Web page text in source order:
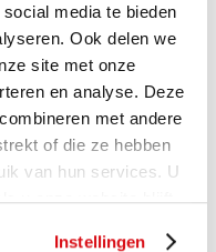
media te bieden
Ook delen we
site met onze
en analyse. Deze
met andere
of die ze hebben
van hun services. U
u onze website blijft
Instellingen
ONZE